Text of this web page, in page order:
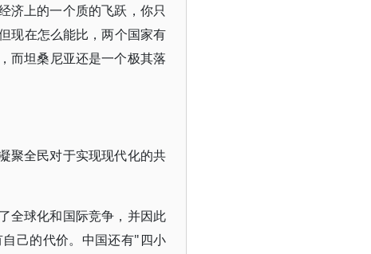
济上的一个质的飞跃，你只
现在怎么能比，两个国家有
而坦桑尼亚还是一个极其落
聚全民对于实现现代化的共
全球化和国际竞争，并因此
己的代价。中国还有"四小